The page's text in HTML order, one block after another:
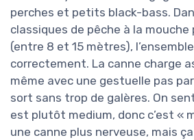
perches et petits black-bass.
classiques de pêche à la
(entre 8 et 15 mètres),
correctement. La canne charge
même avec une gestuelle pas
sort sans trop de galères. On
est plutôt medium, donc c’est «
une canne plus nerveuse, mais